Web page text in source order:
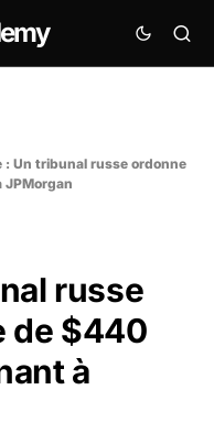
: Un tribunal russe ordonne
JPMorgan
russe
de $440
à